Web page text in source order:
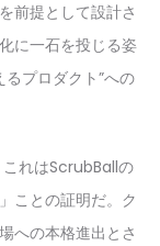
前提として設計さ
に一石を投じる姿
プロダクト”への
れはScrubBallの
ことの証明だ。ク
への本格進出とさ